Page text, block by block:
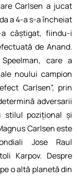
Carlsen a jucat
a 4-a s-a încheiat
câștigat, fiindu-i
de Anand.
care a
noului campion
Carlsen”, prin
adversarii
stilul pozițional și
Carlsen este
Jose Raul
Karpov. Despre
o altă planetă din